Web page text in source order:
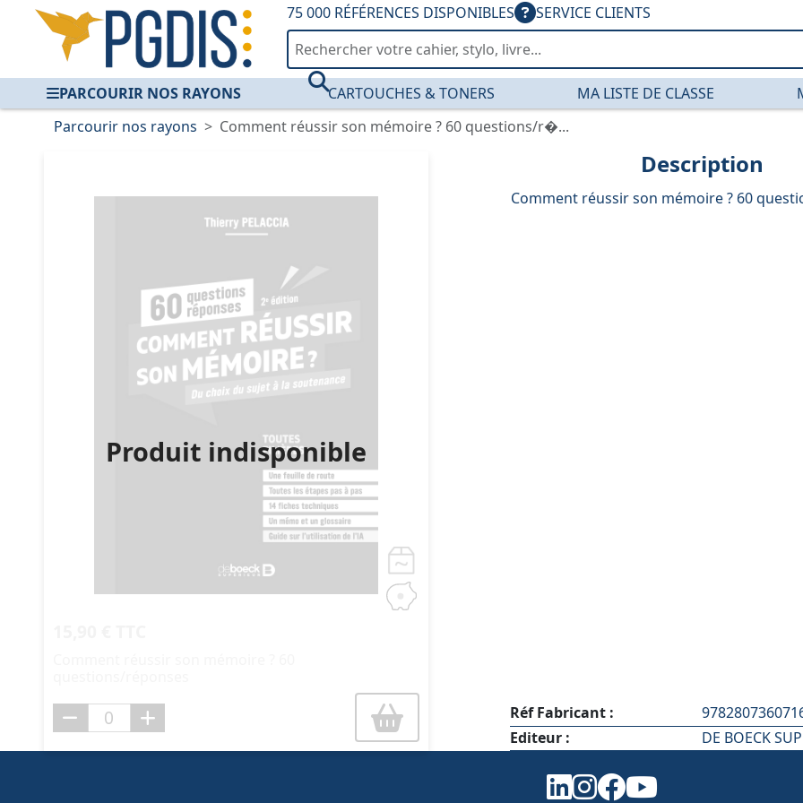
75 000 RÉFÉRENCES DISPONIBLES SERVICE CLIENTS
PARCOURIR NOS RAYONS CARTOUCHES & TONERS MA LISTE DE CLASSE
Parcourir nos rayons
Comment réussir son mémoire ? 60 questions/r�...
Produit indisponible
Description
Comment réussir son mémoire ? 60
Réf Fabricant :
Editeur :
DE BOECK SUP